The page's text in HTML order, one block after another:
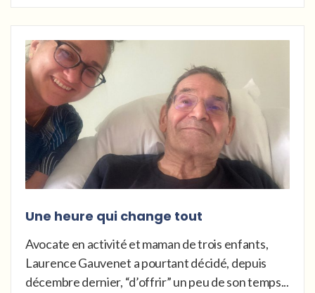
Une heure qui change tout
Avocate en activité et maman de trois enfants,
Laurence Gauvenet a pourtant décidé, depuis
décembre dernier, “d’offrir” un peu de son temps...